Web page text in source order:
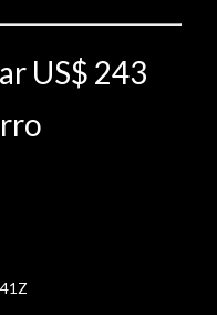
US$ 243